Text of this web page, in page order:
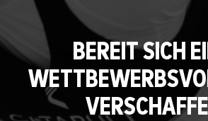
BEREIT SICH